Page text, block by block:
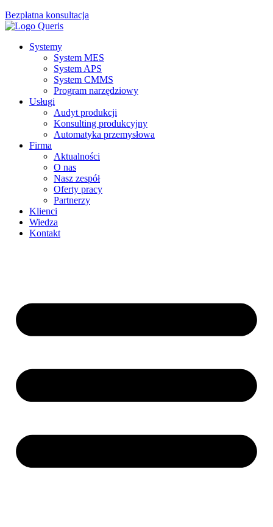
Bezpłatna konsultacja
Systemy
System MES
System APS
System CMMS
Program narzędziowy
Usługi
Audyt produkcji
Konsulting produkcyjny
Automatyka przemysłowa
Firma
Aktualności
O nas
Nasz zespół
Oferty pracy
Partnerzy
Klienci
Wiedza
Kontakt